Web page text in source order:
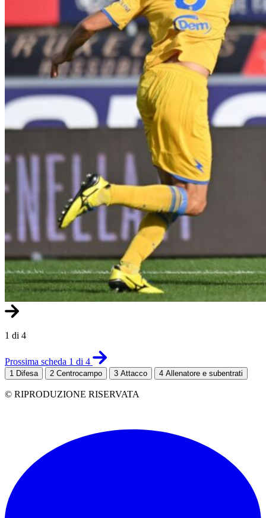
1 di 4
Prossima scheda 1 di 4
1 Difesa 2 Centrocampo 3 Attacco 4 Allenatore e subentrati
© RIPRODUZIONE RISERVATA